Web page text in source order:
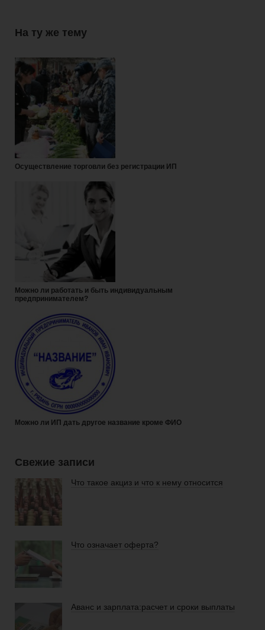
На ту же тему
Осуществление торговли без регистрации ИП
Можно ли работать и быть индивидуальным
предпринимателем?
Можно ли ИП дать другое название кроме ФИО
Свежие записи
Что такое акциз и что к нему относится
Что означает оферта?
Аванс и зарплата:расчет и сроки выплаты